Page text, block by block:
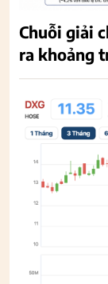
Chuỗi giải
ra khoảng